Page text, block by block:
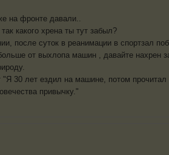
на фронте давали..
какого хрена ты тут забыл?
после суток в реанимации в спортзал
от выхлопа машин , давайте нахрен
"Я 30 лет ездил на машине, потом прочитал
привычку."